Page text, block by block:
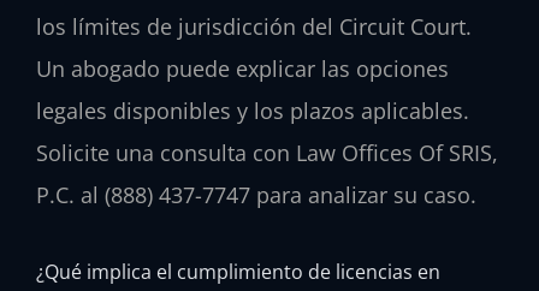
los límites de jurisdicción del Circuit Court.
Un abogado puede explicar las opciones
legales disponibles y los plazos aplicables.
Solicite una consulta con Law Offices Of SRIS,
P.C. al (888) 437-7747 para analizar su caso.
¿Qué implica el cumplimiento de licencias en